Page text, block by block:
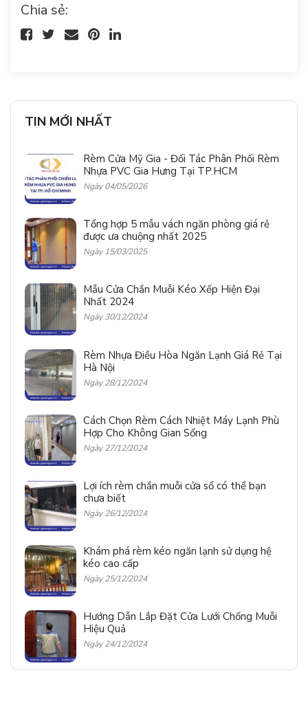
Chia sẻ:
TIN MỚI NHẤT
Rèm Cửa Mỹ Gia - Đối Tác Phân Phối Rèm
Nhựa PVC Gia Hưng Tại TP.HCM
Ngày 04/05/2026
Tổng hợp 5 mẫu vách ngăn phòng giá rẻ
được ưa chuộng nhất 2025
Ngày 15/03/2025
Mẫu Cửa Chắn Muỗi Kéo Xếp Hiện Đại
Nhất 2024
Ngày 30/12/2024
Rèm Nhựa Điều Hòa Ngăn Lạnh Giá Rẻ Tại
Hà Nội
Ngày 28/12/2024
Cách Chọn Rèm Cách Nhiệt Máy Lạnh Phù
Hợp Cho Không Gian Sống
Ngày 27/12/2024
Lợi ích rèm chắn muỗi cửa sổ có thể bạn
chưa biết
Ngày 26/12/2024
Khám phá rèm kéo ngăn lạnh sử dụng hệ
kéo cao cấp
Ngày 25/12/2024
Hướng Dẫn Lắp Đặt Cửa Lưới Chống Muỗi
Hiệu Quả
Ngày 24/12/2024